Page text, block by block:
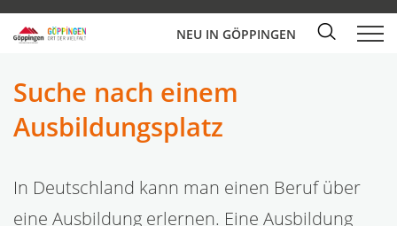
NEU IN GÖPPINGEN
Suche nach einem
Ausbildungsplatz
In Deutschland kann man einen Beruf über
eine Ausbildung erlernen. Eine Ausbildung